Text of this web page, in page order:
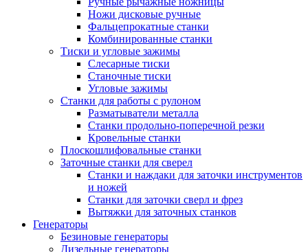
Ножи дисковые ручные
Фальцепрокатные станки
Комбинированные станки
Тиски и угловые зажимы
Слесарные тиски
Станочные тиски
Угловые зажимы
Станки для работы с рулоном
Разматыватели металла
Станки продольно-поперечной резки
Кровельные станки
Плоскошлифовальные станки
Заточные станки для сверел
Станки и наждаки для заточки инструментов
и ножей
Станки для заточки сверл и фрез
Вытяжки для заточных станков
Генераторы
Безиновые генераторы
Дизельные генераторы